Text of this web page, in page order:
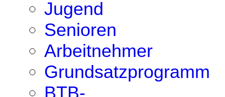
Jugend
Senioren
Arbeitnehmer
Grundsatzprogramm
BTB-